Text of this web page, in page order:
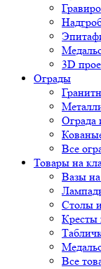
3D
Ограды
Ограда
Все
Товары на
Вазы
Столы
Кресты
Все